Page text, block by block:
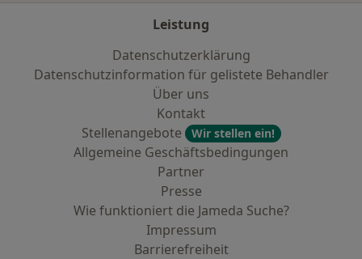
Leistung
Datenschutzerklärung
Datenschutzinformation für gelistete Behandler
Über uns
Kontakt
Stellenangebote
Wir stellen ein!
Allgemeine Geschäftsbedingungen
Partner
Presse
Wie funktioniert die Jameda Suche?
Impressum
Barrierefreiheit